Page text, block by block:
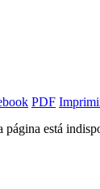
PDF
página está